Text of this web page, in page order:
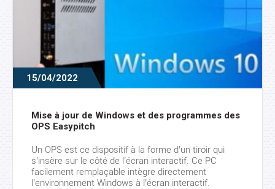
15/04/2022
Mise à jour de Windows et des programmes des
OPS Easypitch
Un OPS est ce dispositif à la forme d’un tiroir qui
s’insère sur le côté de l’écran interactif. Ce PC
facilement remplaçable intègre directement
l’environnement Windows à l’écran interactif.